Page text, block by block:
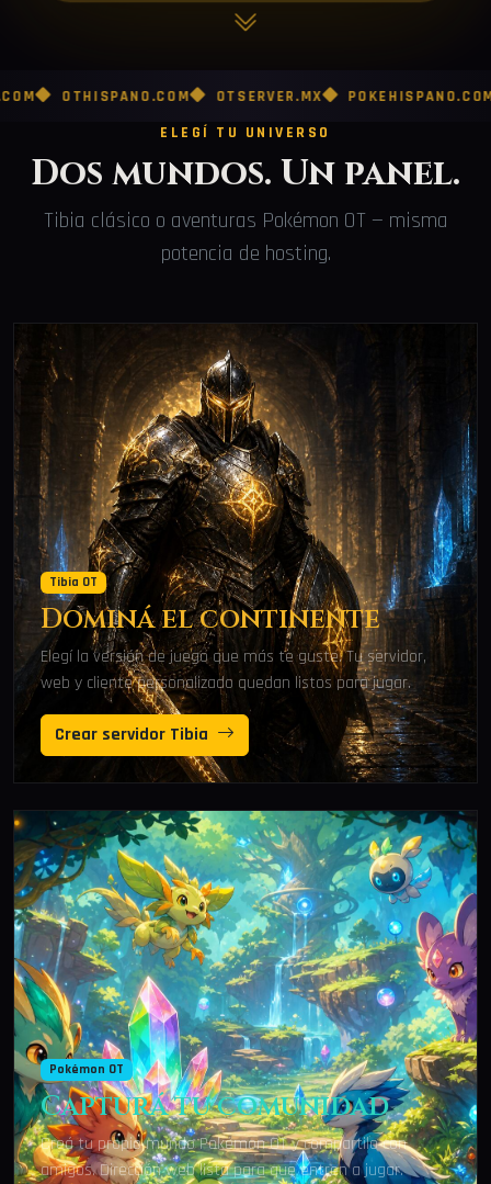
OTSERVER.MX POKEHISPANO.COM
ELEGÍ TU UNIVERSO
Dos mundos. Un panel.
Tibia clásico o aventuras Pokémon OT — misma
potencia de hosting.
Tibia OT
Dominá el continente
Elegí la versión de juego que más te guste. Tu servidor,
web y cliente personalizado quedan listos para jugar.
Crear servidor Tibia
Pokémon OT
Capturá tu comunidad
Creá tu propio mundo Pokémon OT y compartilo con
amigos. Dirección web lista para que entren a jugar.